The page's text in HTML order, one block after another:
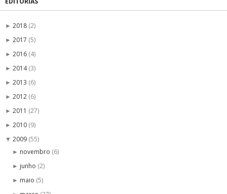
► 2018 (2)
► 2017 (5)
► 2016 (4)
► 2014(3)
► 2013 (6)
► 2012 (6)
► 2011 (27)
► 2010 (9)
▼ 2009 (55)
► novembro (6)
► junho (2)
► maio (5)